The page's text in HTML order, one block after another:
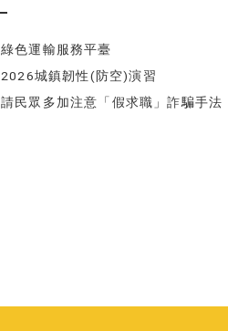
綠色運輸服務平臺
2026城鎮韌性(防空)演習
請民眾多加注意「假求職」詐騙手法